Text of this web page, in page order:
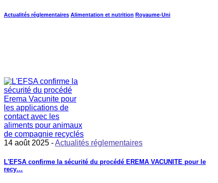
Actualités réglementaires Alimentation et nutrition Royaume-Uni
14 août 2025 -Actualités réglementaires
L'EFSA confirme la sécurité du procédé EREMA VACUNITE pour le
recy…